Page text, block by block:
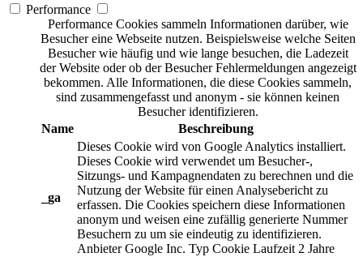
Performance
Performance Cookies sammeln Informationen darüber, wie
Besucher eine Webseite nutzen. Beispielsweise welche Seiten
Besucher wie häufig und wie lange besuchen, die Ladezeit
der Website oder ob der Besucher Fehlermeldungen angezeigt
bekommen. Alle Informationen, die diese Cookies sammeln,
sind zusammengefasst und anonym - sie können keinen
Besucher identifizieren.
Name
Beschreibung
_ga
Dieses Cookie wird von Google Analytics installiert.
Dieses Cookie wird verwendet um Besucher-,
Sitzungs- und Kampagnendaten zu berechnen und die
Nutzung der Website für einen Analysebericht zu
erfassen. Die Cookies speichern diese Informationen
anonym und weisen eine zufällig generierte Nummer
Besuchern zu um sie eindeutig zu identifizieren.
Anbieter Google Inc. Typ Cookie Laufzeit 2 Jahre